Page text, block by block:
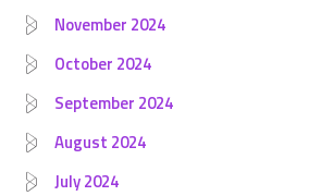
November 2024
October 2024
September 2024
August 2024
July 2024